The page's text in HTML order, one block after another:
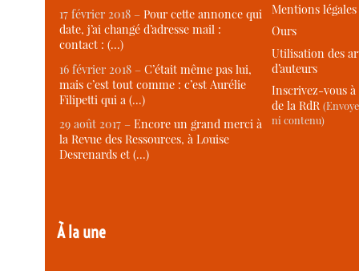
17 février 2018 –Pour cette annonce qui
date, j’ai changé d’adresse mail :
contact : (…)
16 février 2018 –C’était même pas lui,
mais c’est tout comme : c’est Aurélie
Filipetti qui a (…)
29 août 2017 –Encore un grand merci à
la Revue des Ressources, à Louise
Desrenards et (…)
À la une
Mentions légales
Ours
Utilisation des
d’auteurs
Inscrivez-vous
de la RdR
ni contenu)